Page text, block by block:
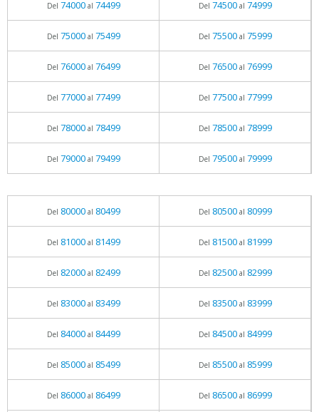
Del 74000al 74499 Del 74500al 74999
Del 75000al 75499 Del 75500al 75999
Del 76000al 76499 Del 76500al 76999
Del 77000al 77499 Del 77500al 77999
Del 78000al 78499 Del 78500al 78999
Del 79000al 79499 Del 79500al 79999
Del 80000al 80499 Del 80500al 80999
Del 81000al 81499 Del 81500al 81999
Del 82000al 82499 Del 82500al 82999
Del 83000al 83499 Del 83500al 83999
Del 84000al 84499 Del 84500al 84999
Del 85000al 85499 Del 85500al 85999
Del 86000al 86499 Del 86500al 86999